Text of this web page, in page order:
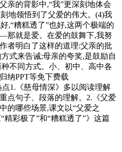
亲的背影中,“我”更深刻地体会
地领悟到了父爱的伟大。(4)我
,“糟糕透了”也好,这两个极端的
那就是爱。在爱的鼓舞下,我努
者明白了这样的道理:父亲的批
式来告诫;母亲的夸奖,是鼓励自
不同方式。小、初中、高中各
纳PPT等免下费载
点1.《慈母情深》多以阅读理解
点句子、段落的理解。2.《父爱
的哪些场景,课文以“父爱之
精彩极了”和“糟糕透了”》这篇